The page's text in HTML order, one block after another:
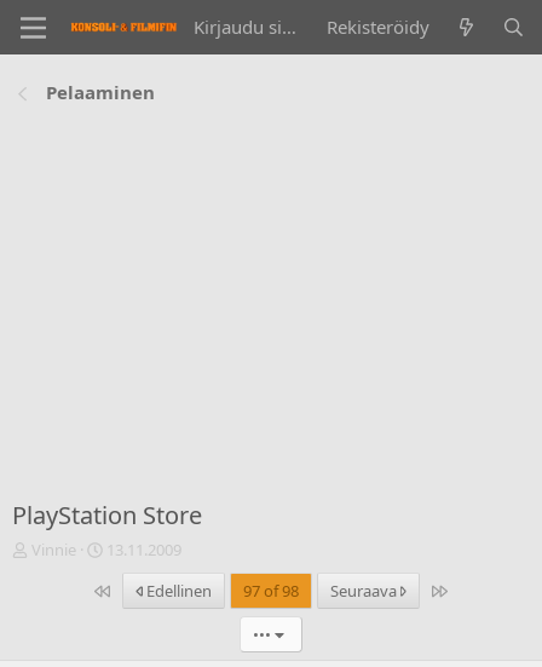
Kirjaudu sisään Rekisteröidy
Pelaaminen
PlayStation Store
V
Vinnie
A
o
13.11.2009
Ensimmäinen
Edellinen 97 of 98 Seuraava Last
•••